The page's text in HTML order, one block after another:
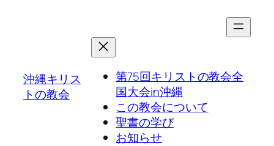
沖縄キリス
トの教会
第75回キリストの教会全
国大会in沖縄
この教会について
聖書の学び
お知らせ